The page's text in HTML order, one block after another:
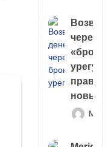
через
правда
новый